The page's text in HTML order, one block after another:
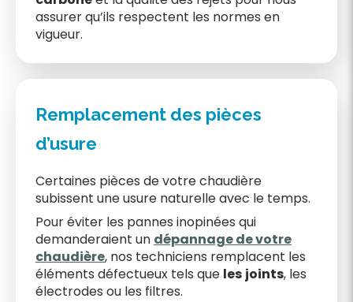
assurer qu’ils respectent les normes en
vigueur.
Remplacement des pièces
d’usure
Certaines pièces de votre chaudière
subissent une usure naturelle avec le temps.
Pour éviter les pannes inopinées qui
demanderaient un dépannage de votre
chaudière, nos techniciens remplacent les
éléments défectueux tels que les joints, les
électrodes ou les filtres.